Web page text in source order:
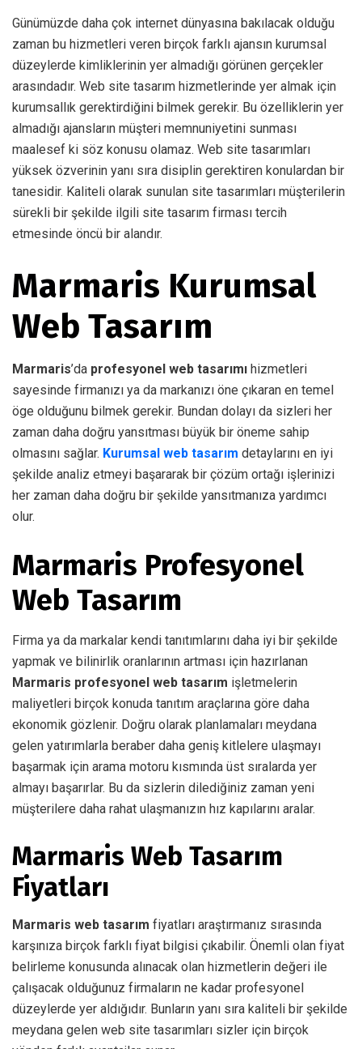
Günümüzde daha çok internet dünyasına bakılacak olduğu
zaman bu hizmetleri veren birçok farklı ajansın kurumsal
düzeylerde kimliklerinin yer almadığı görünen gerçekler
arasındadır. Web site tasarım hizmetlerinde yer almak için
kurumsallık gerektirdiğini bilmek gerekir. Bu özelliklerin yer
almadığı ajansların müşteri memnuniyetini sunması
maalesef ki söz konusu olamaz. Web site tasarımları
yüksek özverinin yanı sıra disiplin gerektiren konulardan bir
tanesidir. Kaliteli olarak sunulan site tasarımları müşterilerin
sürekli bir şekilde ilgili site tasarım firması tercih
etmesinde öncü bir alandır.
Marmaris Kurumsal
Web Tasarım
Marmaris’da profesyonel web tasarımı hizmetleri
sayesinde firmanızı ya da markanızı öne çıkaran en temel
öge olduğunu bilmek gerekir. Bundan dolayı da sizleri her
zaman daha doğru yansıtması büyük bir öneme sahip
olmasını sağlar. Kurumsal web tasarım detaylarını en iyi
şekilde analiz etmeyi başararak bir çözüm ortağı işlerinizi
her zaman daha doğru bir şekilde yansıtmanıza yardımcı
olur.
Marmaris Profesyonel
Web Tasarım
Firma ya da markalar kendi tanıtımlarını daha iyi bir şekilde
yapmak ve bilinirlik oranlarının artması için hazırlanan
Marmaris profesyonel web tasarım işletmelerin
maliyetleri birçok konuda tanıtım araçlarına göre daha
ekonomik gözlenir. Doğru olarak planlamaları meydana
gelen yatırımlarla beraber daha geniş kitlelere ulaşmayı
başarmak için arama motoru kısmında üst sıralarda yer
almayı başarırlar. Bu da sizlerin dilediğiniz zaman yeni
müşterilere daha rahat ulaşmanızın hız kapılarını aralar.
Marmaris Web Tasarım
Fiyatları
Marmaris web tasarım fiyatları araştırmanız sırasında
karşınıza birçok farklı fiyat bilgisi çıkabilir. Önemli olan fiyat
belirleme konusunda alınacak olan hizmetlerin değeri ile
çalışacak olduğunuz firmaların ne kadar profesyonel
düzeylerde yer aldığıdır. Bunların yanı sıra kaliteli bir şekilde
meydana gelen web site tasarımları sizler için birçok